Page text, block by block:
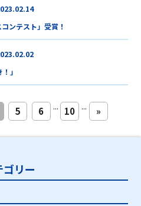
ンテスト」受賞！
」
5 6 ... 10 ... »
ゴリー